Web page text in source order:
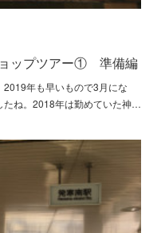
ップツアー① 準備編
年も早いもので3月にな
たね。2018年は勤めていた神…